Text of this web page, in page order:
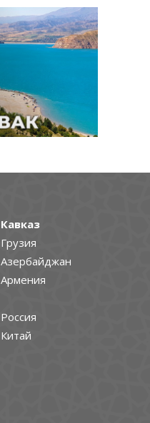
Кавказ
Грузия
Азербайджан
Армения
Россия
Китай